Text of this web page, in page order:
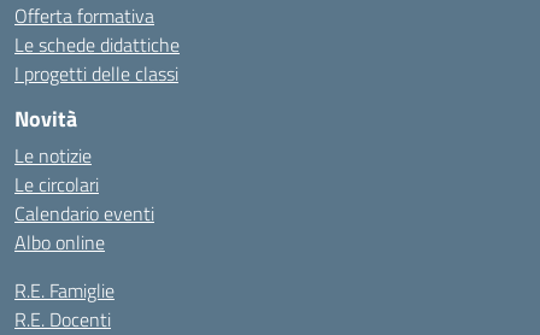
Offerta formativa
Le schede didattiche
I progetti delle classi
Novità
Le notizie
Le circolari
Calendario eventi
Albo online
R.E. Famiglie
R.E. Docenti